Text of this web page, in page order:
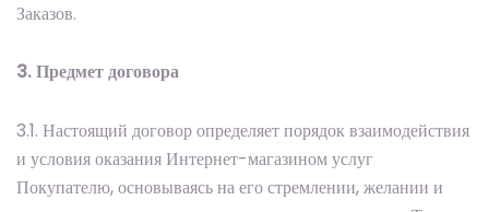
Заказов.
3. Предмет договора
3.1. Настоящий договор определяет порядок взаимодействия
и условия оказания Интернет-магазином услуг
Покупателю, основываясь на его стремлении, желании и